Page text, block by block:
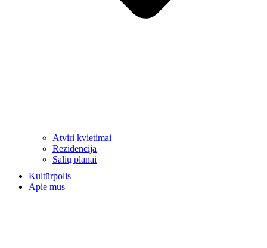
Atviri kvietimai
Rezidencija
Salių planai
Kultūrpolis
Apie mus